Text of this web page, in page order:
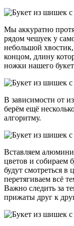
Мы аккуратно
рядом чешуек у
небольшой
концом, длину
ножки нашего
В зависимости от
берём ещё
алгоритму.
Вставляем
цветов и собираем
будут смотреться
перетягиваем всё
Важно следить за
прижаты друг к